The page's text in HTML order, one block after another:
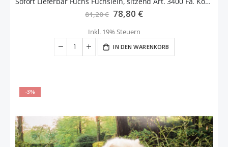
81,20 € Sonderangebot
78,80 €
Inkl. 19% Steuern
IN DEN WARENKORB
-3%